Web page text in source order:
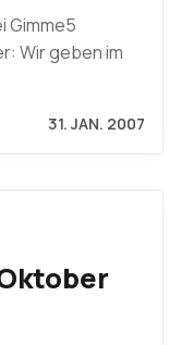
Gimme5
Wir geben im
31. JAN. 2007